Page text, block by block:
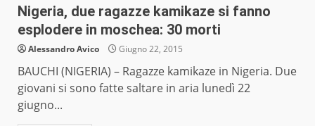
Nigeria, due ragazze kamikaze si fanno
esplodere in moschea: 30 morti
Alessandro Avico Giugno 22, 2015
BAUCHI (NIGERIA) – Ragazze kamikaze in Nigeria. Due
giovani si sono fatte saltare in aria lunedì 22
giugno...